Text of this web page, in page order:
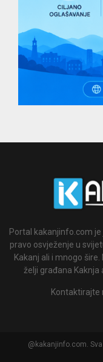
Portal kakanjinfo.com
pravo osvježenje u
Kakanj ali i mnogo
želji građana Kaknja
Kontaktirajte
@kakanjinfo.com.